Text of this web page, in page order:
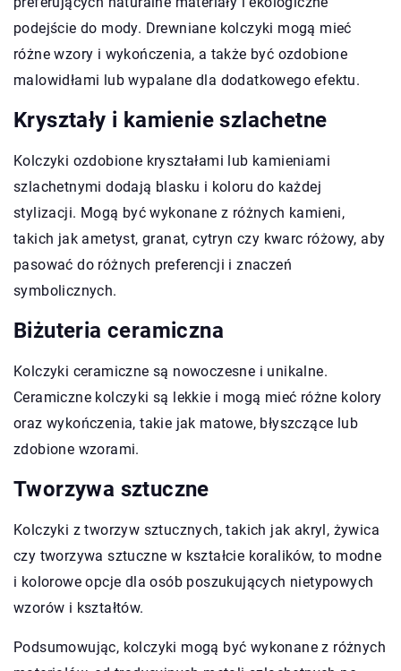
podejście do mody. Drewniane kolczyki mogą mieć
różne wzory i wykończenia, a także być ozdobione
malowidłami lub wypalane dla dodatkowego efektu.
Kryształy i kamienie szlachetne
Kolczyki ozdobione kryształami lub kamieniami
szlachetnymi dodają blasku i koloru do każdej
stylizacji. Mogą być wykonane z różnych kamieni,
takich jak ametyst, granat, cytryn czy kwarc różowy, aby
pasować do różnych preferencji i znaczeń
symbolicznych.
Biżuteria ceramiczna
Kolczyki ceramiczne są nowoczesne i unikalne.
Ceramiczne kolczyki są lekkie i mogą mieć różne kolory
oraz wykończenia, takie jak matowe, błyszczące lub
zdobione wzorami.
Tworzywa sztuczne
Kolczyki z tworzyw sztucznych, takich jak akryl, żywica
czy tworzywa sztuczne w kształcie koralików, to modne
i kolorowe opcje dla osób poszukujących nietypowych
wzorów i kształtów.
Podsumowując, kolczyki mogą być wykonane z różnych